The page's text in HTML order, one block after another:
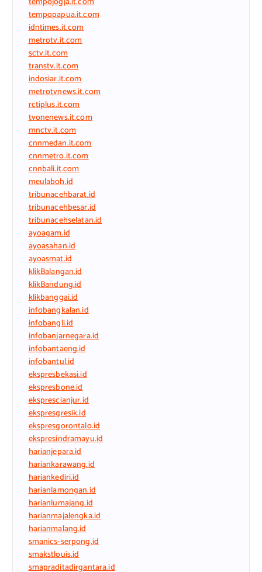
tempopapua.it.com
idntimes.it.com
metrotv.it.com
sctv.it.com
transtv.it.com
indosiar.it.com
metrotvnews.it.com
rctiplus.it.com
tvonenews.it.com
mnctv.it.com
cnnmedan.it.com
cnnmetro.it.com
cnnbali.it.com
meulaboh.id
tribunacehbarat.id
tribunacehbesar.id
tribunacehselatan.id
ayoagam.id
ayoasahan.id
ayoasmat.id
klikBalangan.id
klikBandung.id
klikbanggai.id
infobangkalan.id
infobangli.id
infobanjarnegara.id
infobantaeng.id
infobantul.id
ekspresbekasi.id
ekspresbone.id
eksprescianjur.id
ekspresgresik.id
ekspresgorontalo.id
ekspresindramayu.id
harianjepara.id
hariankarawang.id
hariankediri.id
harianlamongan.id
harianlumajang.id
harianmajalengka.id
harianmalang.id
smanics-serpong.id
smakstlouis.id
smapraditadirgantara.id